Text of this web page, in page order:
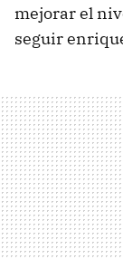
mejorar el
seguir